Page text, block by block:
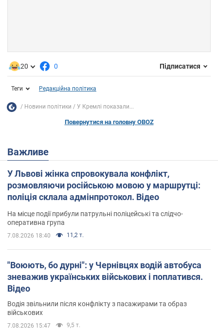
20 0 Підписатися
Теги Редакційна політика
Новини політики У Кремлі показали...
Повернутися на головну OBOZ
Важливе
У Львові жінка спровокувала конфлікт,
розмовляючи російською мовою у маршрутці:
поліція склала адмінпротокол. Відео
На місце події прибули патрульні поліцейські та слідчо-
оперативна група
7.08.2026 18:40 11,2 т.
"Воюють, бо дурні": у Чернівцях водій автобуса
зневажив українських військових і поплатився.
Відео
Водія звільнили після конфлікту з пасажирами та образ
військових
7.08.2026 15:47 9,5 т.